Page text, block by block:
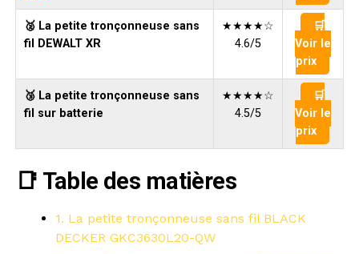
🥈 La petite tronçonneuse sans
fil DEWALT XR
★★★★☆
4.6/5
🛒
Voir le
prix
🥉 La petite tronçonneuse sans
fil sur batterie
★★★★☆
4.5/5
🛒
Voir le
prix
📑 Table des matières
1. La petite tronçonneuse sans fil BLACK
DECKER GKC3630L20-QW